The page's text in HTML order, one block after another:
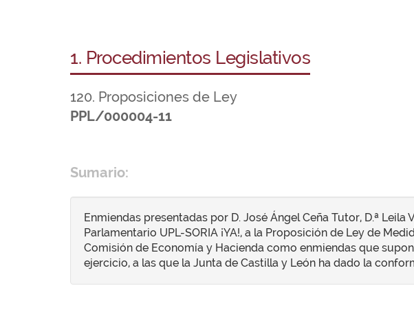
1. Procedimientos Legislativos
120. Proposiciones de Ley
PPL/000004-11
Sumario:
Enmiendas presentadas por D. José Ángel Ceña Tutor, D.ª
Parlamentario UPL-SORIA ¡YA!, a la Proposición de Ley de
Comisión de Economía y Hacienda como enmiendas que
ejercicio, a las que la Junta de Castilla y León ha dado la